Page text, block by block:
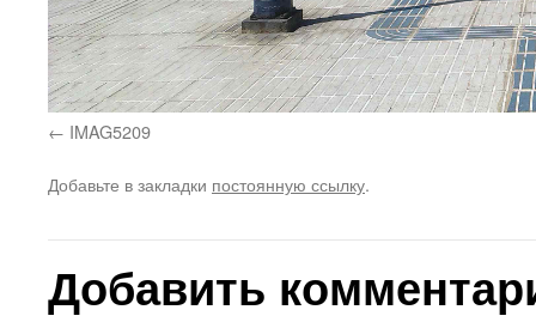
IMAG5209
Добавьте в закладки постоянную ссылку.
Добавить